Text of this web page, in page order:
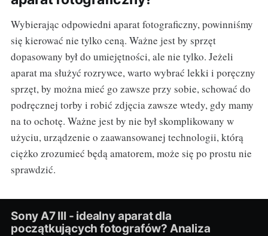
Wybierając odpowiedni aparat fotograficzny, powinniśmy
się kierować nie tylko ceną. Ważne jest by sprzęt
dopasowany był do umiejętności, ale nie tylko. Jeżeli
aparat ma służyć rozrywce, warto wybrać lekki i poręczny
sprzęt, by można mieć go zawsze przy sobie, schować do
podręcznej torby i robić zdjęcia zawsze wtedy, gdy mamy
na to ochotę. Ważne jest by nie był skomplikowany w
użyciu, urządzenie o zaawansowanej technologii, którą
ciężko zrozumieć będą amatorem, może się po prostu nie
sprawdzić.
Sony A7 III - idealny aparat dla
początkujących fotografów? Analiza